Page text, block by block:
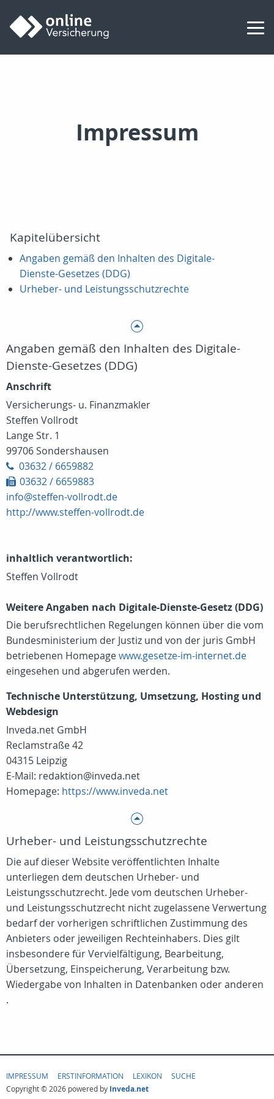
Impressum
Kapitelübersicht
Angaben gemäß den Inhalten des Digitale-
Dienste-Gesetzes (DDG)
Urheber- und Leistungsschutzrechte
Angaben gemäß den Inhalten des Digitale-
Dienste-Gesetzes (DDG)
Anschrift
Versicherungs- u. Finanzmakler
Steffen Vollrodt
Lange Str. 1
99706 Sondershausen
03632 / 6659882
03632 / 6659883
info@steffen-vollrodt.de
http://www.steffen-vollrodt.de
inhaltlich verantwortlich:
Steffen Vollrodt
Weitere Angaben nach Digitale-Dienste-Gesetz (DDG)
Die berufsrechtlichen Regelungen können über die vom
Bundesministerium der Justiz und von der juris GmbH
betriebenen Homepagewww.gesetze-im-internet.de
eingesehen und abgerufen werden.
Technische Unterstützung, Umsetzung, Hosting und
Webdesign
Inveda.net GmbH
Reclamstraße 42
04315 Leipzig
E-Mail: redaktion@inveda.net
Homepage: https://www.inveda.net
Urheber- und Leistungsschutzrechte
Die auf dieser Website veröffentlichten Inhalte
unterliegen dem deutschen Urheber- und
Leistungsschutzrecht. Jede vom deutschen Urheber-
und Leistungsschutzrecht nicht zugelassene Verwertung
bedarf der vorherigen schriftlichen Zustimmung des
Anbieters oder jeweiligen Rechteinhabers. Dies gilt
insbesondere für Vervielfältigung, Bearbeitung,
Übersetzung, Einspeicherung, Verarbeitung bzw.
Wiedergabe von Inhalten in Datenbanken oder anderen
.
IMPRESSUM ERSTINFORMATION LEXIKON
SUCHE
Copyright © 2026 powered by Inveda.net